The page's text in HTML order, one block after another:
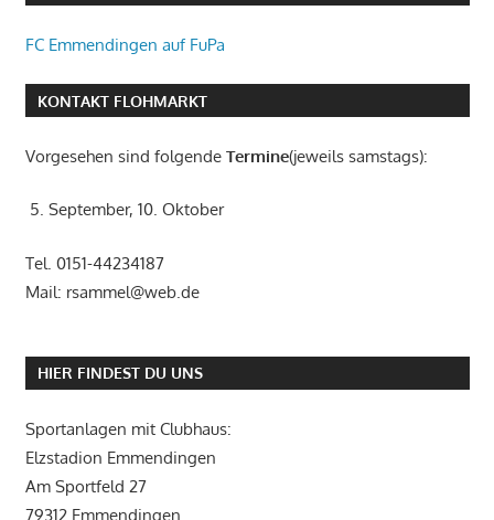
FC Emmendingen auf FuPa
KONTAKT FLOHMARKT
Vorgesehen sind folgende Termine(jeweils samstags):
5. September, 10. Oktober
Tel. 0151-44234187
Mail: rsammel@web.de
HIER FINDEST DU UNS
Sportanlagen mit Clubhaus:
Elzstadion Emmendingen
Am Sportfeld 27
79312 Emmendingen